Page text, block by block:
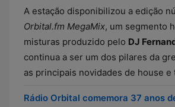
A estação disponibilizou a edição
Orbital.fm MegaMix, um segmento
misturas produzido pelo DJ
continua a ser um dos pilares da
as principais novidades de house e
Rádio Orbital comemora 37 anos